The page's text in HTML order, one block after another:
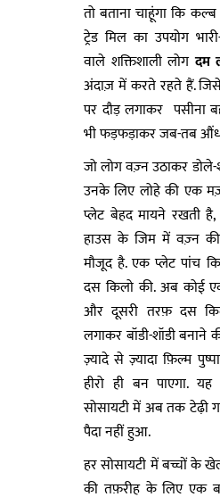
तो बताना चाहूंगा कि
ट्रेड मिल का उपयोग
वाले शक्तिशाली लोगदम
अंदाज़ में करते रहते हैं.
पर दौड़ लगाकर पसीना
भी फड़फड़ाकर जब-तब
जो लोग वज़्न उठाकर
उनके लिए लोहे की एक
प्लेट बेहद मायने रखती
हाउस के जिम में वज़्न
मौजूद है. एक प्लेट पांच
दस किलो की. अब कोई
और दूसरी तरफ़ दस
लगाकर बॉडी-शॉडी बनाने
ज़्यादे से ज़्यादा फ़िल्म
हीरो ही बन पाएगा.
सोसायटी में अब तक टेढ़ी
पैदा नहीं हुआ.
हर सोसायटी में बच्चों के
की तफ़रीह के लिए एक